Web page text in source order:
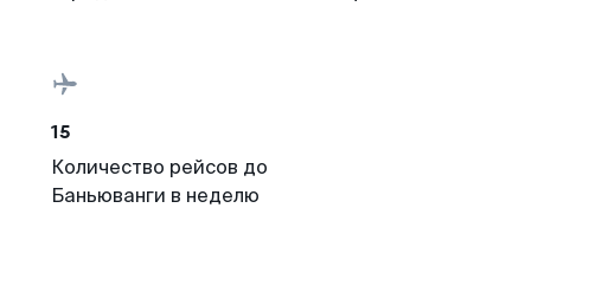
15
Количество рейсов до
Баньюванги в неделю